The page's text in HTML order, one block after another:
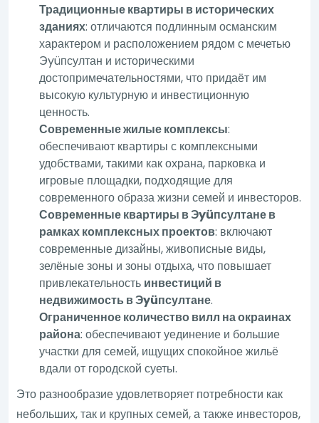
Традиционные квартиры в исторических
зданиях: отличаются подлинным османским
характером и расположением рядом с мечетью
Эyüпсултан и историческими
достопримечательностями, что придаёт им
высокую культурную и инвестиционную
ценность.
Современные жилые комплексы:
обеспечивают квартиры с комплексными
удобствами, такими как охрана, парковка и
игровые площадки, подходящие для
современного образа жизни семей и инвесторов.
Современные квартиры в Эyüпсултане в
рамках комплексных проектов: включают
современные дизайны, живописные виды,
зелёные зоны и зоны отдыха, что повышает
привлекательность инвестиций в
недвижимость в Эyüпсултане.
Ограниченное количество вилл на окраинах
района: обеспечивают уединение и большие
участки для семей, ищущих спокойное жильё
вдали от городской суеты.
Это разнообразие удовлетворяет потребности как
небольших, так и крупных семей, а также инвесторов,